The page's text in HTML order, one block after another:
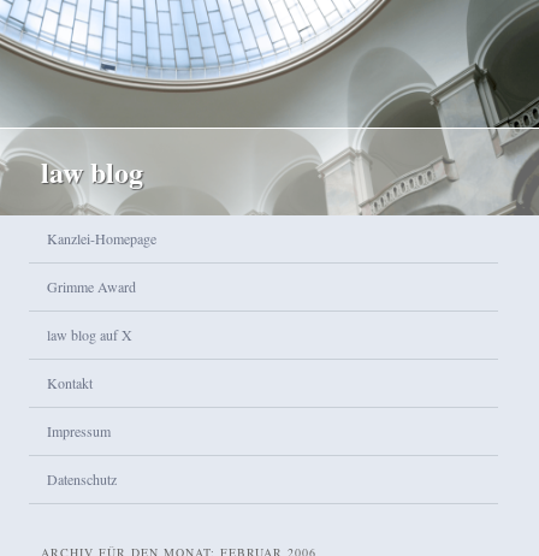
law blog
Zum Inhalt wechseln
Zum sekundären Inhalt wechseln
Kanzlei-Homepage
Grimme Award
law blog auf X
Kontakt
Impressum
Datenschutz